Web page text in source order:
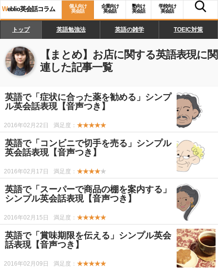
Weblio英会話コラム
個人向け
英会話
企業向け
英会話
塾向け
英会話
学校向け
英会話
トップ 英語勉強法 英語の雑学 TOEIC対策
【まとめ】 お店に関する英語表現に関
連した記事一覧
英語で「症状に合った薬を勧める」シンプ
ル英会話表現【音声つき】
2016年02月22日 満足度： ★★★★★
英語で「コンビニで切手を売る」シンプル
英会話表現【音声つき】
2016年02月17日 満足度： ★★★★★
英語で「スーパーで商品の棚を案内する」
シンプル英会話表現【音声つき】
2016年02月15日 満足度： ★★★★★
英語で「賞味期限を伝える」シンプル英会
話表現【音声つき】
2016年02月09日 満足度： ★★★★★